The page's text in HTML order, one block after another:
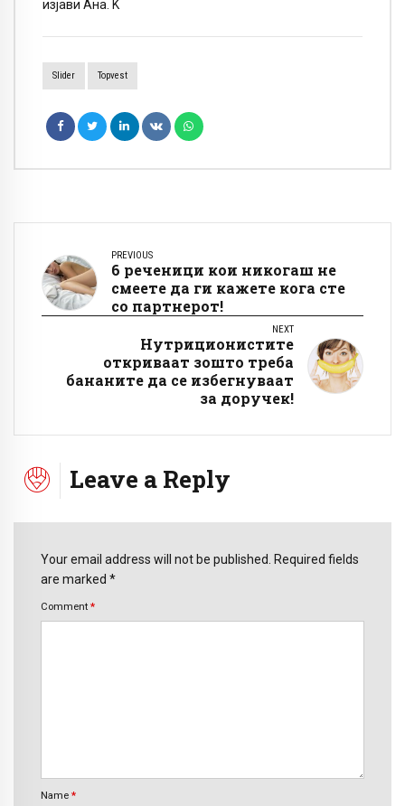
изјави Ана. Ќ
Slider Topvest
PREVIOUS
6 реченици кои никогаш не
смеете да ги кажете кога сте
со партнерот!
NEXT
Нутриционистите
откриваат зошто треба
бананите да се избегнуваат
за доручек!
Leave a Reply
Your email address will not be published. Required fields
are marked *
Comment *
Name *